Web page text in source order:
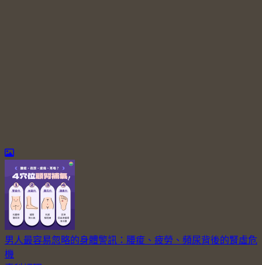
男人最容易忽略的身體警訊：腰痠、疲勞、頻尿背後的腎虛危
機